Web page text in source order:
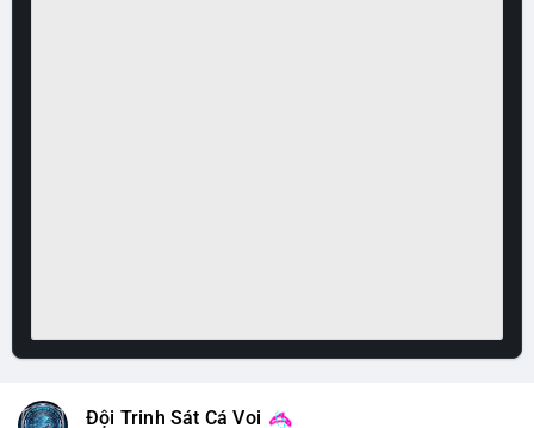
Đội Trinh Sát Cá Voi